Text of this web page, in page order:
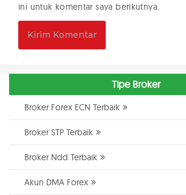
ini untuk komentar saya berikutnya.
Tipe Broker
Broker Forex ECN Terbaik
Broker STP Terbaik
Broker Ndd Terbaik
Akun DMA Forex